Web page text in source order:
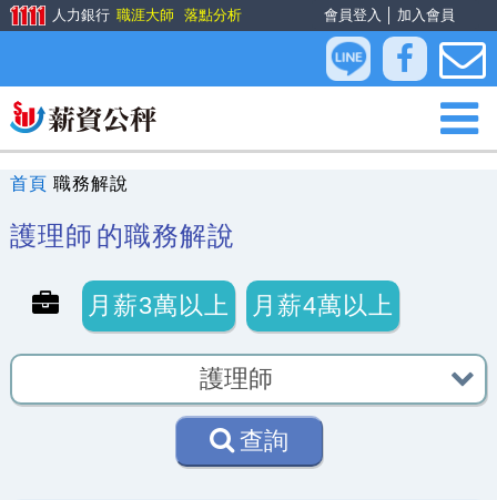
會員登入 加入會員
人力銀行 職涯大師 落點分析
首頁 職務解說
護理師 的職務解說
月薪3萬以上 月薪4萬以上
查詢